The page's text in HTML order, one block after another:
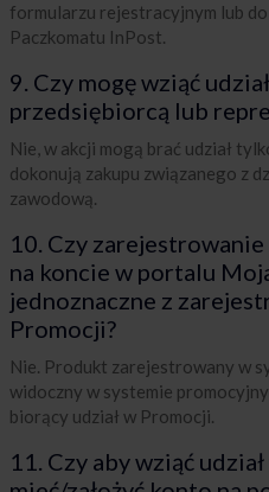
formularzu rejestracyjnym lub
Paczkomatu InPost.
9. Czy mogę wziąć
przedsiębiorcą lub
Nie, w akcji mogą brać udział
dokonują zakupu związanego z
zawodową.
10. Czy
na koncie w portalu
jednoznaczne z
Promocji?
Nie. Produkt zarejestrowany w
widoczny w systemie
biorący udział w Promocji.
11. Czy aby wziąć